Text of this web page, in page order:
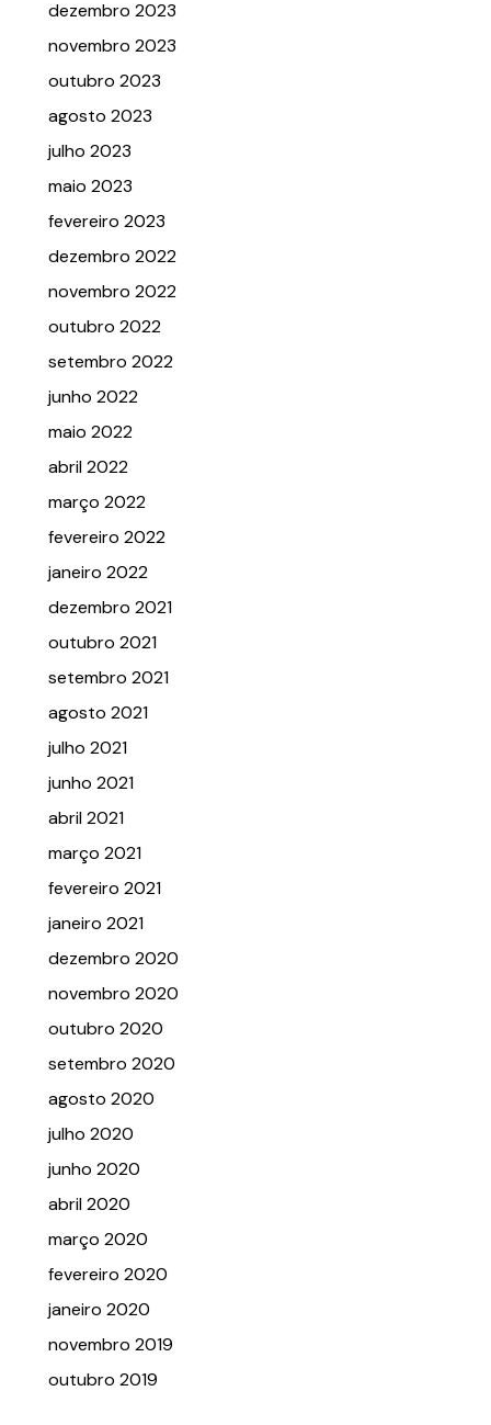
dezembro 2023
novembro 2023
outubro 2023
agosto 2023
julho 2023
maio 2023
fevereiro 2023
dezembro 2022
novembro 2022
outubro 2022
setembro 2022
junho 2022
maio 2022
abril 2022
março 2022
fevereiro 2022
janeiro 2022
dezembro 2021
outubro 2021
setembro 2021
agosto 2021
julho 2021
junho 2021
abril 2021
março 2021
fevereiro 2021
janeiro 2021
dezembro 2020
novembro 2020
outubro 2020
setembro 2020
agosto 2020
julho 2020
junho 2020
abril 2020
março 2020
fevereiro 2020
janeiro 2020
novembro 2019
outubro 2019